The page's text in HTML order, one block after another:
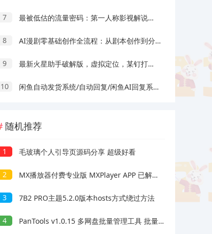
7 最被低估的流量密码：第一人称影视解说，条条爆款100w+！【保姆级教学】
8 AI漫剧零基础创作全流程：从剧本创作到分镜剪辑，全套提示词模板直接落地出片
9 最新火星助手破解版，虚拟定位，某钉打卡利器
10 闲鱼自动发货系统/自动回复/闲鱼AI回复系统源码
随机推荐
1 毛玻璃个人引导页源码分享 超级好看
2 MX播放器付费专业版 MXPlayer APP 已解锁高级付费功能 v3.0.13
3 7B2 PRO主题5.2.0版本hosts方式绕过方法
4 PanTools v1.0.15 多网盘批量管理工具 批量分享、转存...